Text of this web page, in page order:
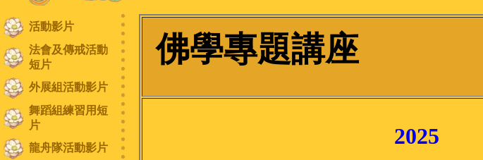
活動影片
法會及傳戒活動
短片
外展組活動影片
舞蹈組練習用短
片
龍舟隊活動影片
佛學專題講座
2025